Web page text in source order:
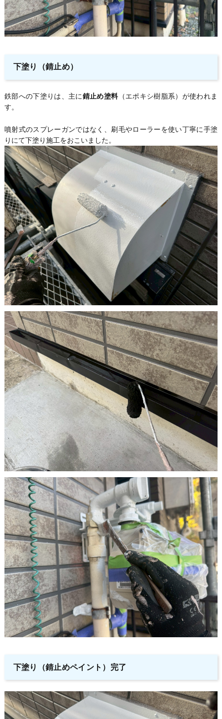
下塗り（錆止め）
鉄部への下塗りは、主に錆止め塗料（エポキシ樹脂系）が使われま
す。
噴射式のスプレーガンではなく、刷毛やローラーを使い丁寧に手塗
りにて下塗り施工をおこいました。
下塗り（錆止めペイント）完了